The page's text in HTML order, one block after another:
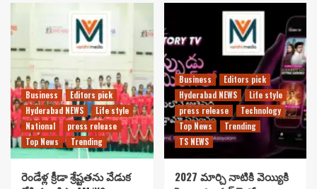
Business
Editors pick
Hyderabad NEWS
Life style
National
press release
Top News
Trending
రెండేళ్ల క్రీడా శ్రేష్టతను వేడుక
Business
Editors pick
Hyderabad NEWS
Life style
press release
Technology
Top News
Trending
TS NEWS
2027 మార్చి నాటికి వెయ్యికి